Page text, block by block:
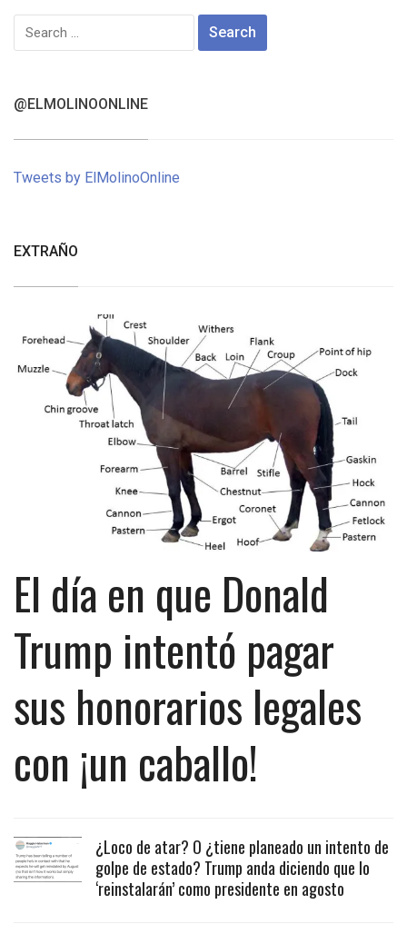
Search
for:
@ELMOLINOONLINE
Tweets by ElMolinoOnline
EXTRAÑO
El día en que Donald
Trump intentó pagar
sus honorarios legales
con ¡un caballo!
¿Loco de atar? O ¿tiene planeado un intento de
golpe de estado? Trump anda diciendo que lo
‘reinstalarán’ como presidente en agosto